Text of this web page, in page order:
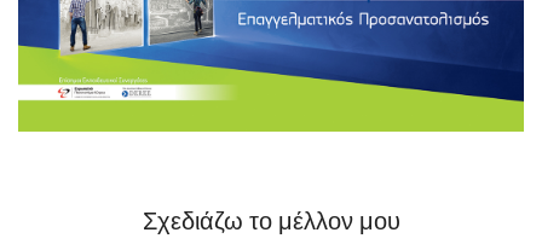
Σχεδιάζω το μέλλον μου